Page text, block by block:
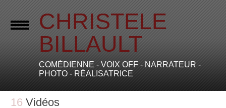
CHRISTELE
BILLAULT
COMÉDIENNE - VOIX OFF - NARRATEUR -
PHOTO - RÉALISATRICE
16 Vidéos